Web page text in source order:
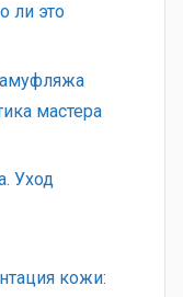
ли это
мастера
Уход
кожи: